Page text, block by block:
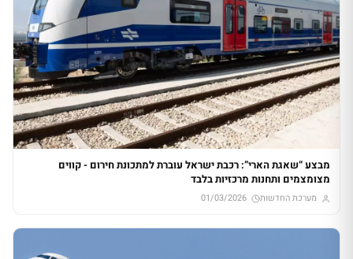
מבצע “שאגת הארי”: רכבת ישראל עוברת למתכונת חירום - קווים
מצומצמים ותחנות מרכזיות בלבד
מערכת החדשות